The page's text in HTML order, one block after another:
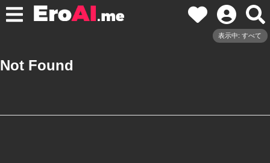
表示中: すべて
Not Found